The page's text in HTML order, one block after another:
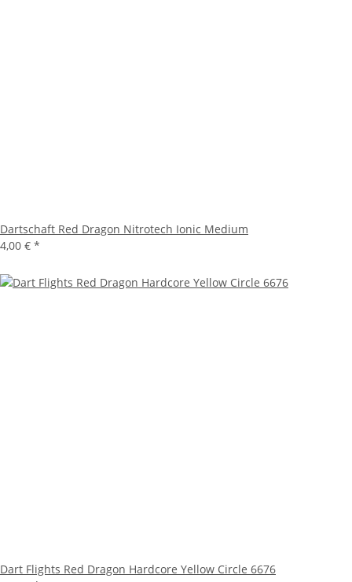
Dartschaft Red Dragon Nitrotech Ionic Medium
4,00 € *
Dart Flights Red Dragon Hardcore Yellow Circle 6676